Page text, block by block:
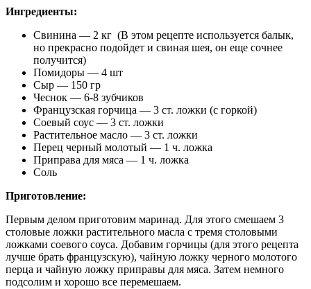
Ингредиенты:
Свинина — 2 кг (В этом рецепте используется балык,
но прекрасно подойдет и свиная шея, он еще сочнее
получится)
Помидоры — 4 шт
Сыр — 150 гр
Чеснок — 6-8 зубчиков
Французская горчица — 3 ст. ложки (с горкой)
Соевый соус — 3 ст. ложки
Растительное масло — 3 ст. ложки
Перец черный молотый — 1 ч. ложка
Приправа для мяса — 1 ч. ложка
Соль
Приготовление:
Первым делом приготовим маринад. Для этого смешаем 3
столовые ложки растительного масла с тремя столовыми
ложками соевого соуса. Добавим горчицы (для этого рецепта
лучше брать французскую), чайную ложку черного молотого
перца и чайную ложку приправы для мяса. Затем немного
подсолим и хорошо все перемешаем.